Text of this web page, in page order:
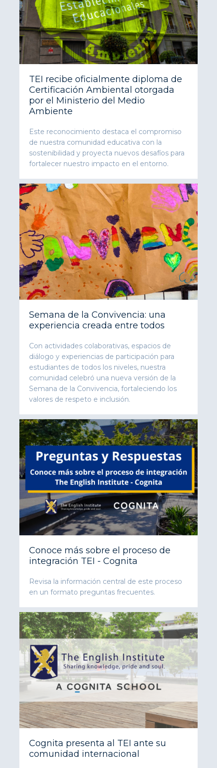
TEI recibe oficialmente diploma de
Certificación Ambiental otorgada
por el Ministerio del Medio
Ambiente
Este reconocimiento destaca el compromiso
de nuestra comunidad educativa con la
sostenibilidad y proyecta nuevos desafíos para
fortalecer nuestro impacto en el entorno.
Semana de la Convivencia: una
experiencia creada entre todos
Con actividades colaborativas, espacios de
diálogo y experiencias de participación para
estudiantes de todos los niveles, nuestra
comunidad celebró una nueva versión de la
Semana de la Convivencia, fortaleciendo los
valores de respeto e inclusión.
Conoce más sobre el proceso de
integración TEI - Cognita
Revisa la información central de este proceso
en un formato preguntas frecuentes.
Cognita presenta al TEI ante su
comunidad internacional